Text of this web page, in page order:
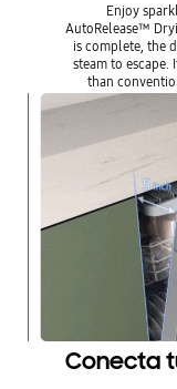
Enjoy
AutoRelease™
is complete, the
steam to
than
Conecta